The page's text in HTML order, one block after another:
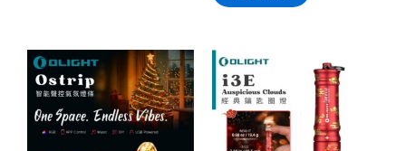
此
產
品
有
多
此
產
品
有
多